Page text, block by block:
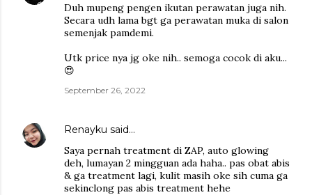
Duh mupeng pengen ikutan perawatan juga nih.
Secara udh lama bgt ga perawatan muka di salon
semenjak pamdemi.
Utk price nya jg oke nih.. semoga cocok di aku...
😍
September 26, 2022
Renayku said…
Saya pernah treatment di ZAP, auto glowing
deh, lumayan 2 mingguan ada haha.. pas obat abis
& ga treatment lagi, kulit masih oke sih cuma ga
sekinclong pas abis treatment hehe